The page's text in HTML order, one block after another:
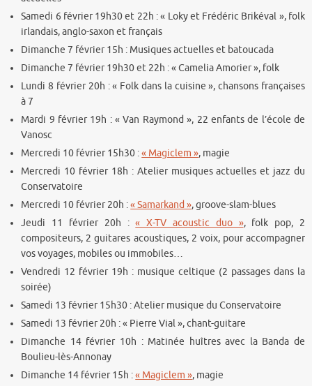
Samedi 6 février 19h30 et 22h : « Loky et Frédéric Brikéval », folk
irlandais, anglo-saxon et français
Dimanche 7 février 15h : Musiques actuelles et batoucada
Dimanche 7 février 19h30 et 22h : « Camelia Amorier », folk
Lundi 8 février 20h : « Folk dans la cuisine », chansons françaises
à 7
Mardi 9 février 19h : « Van Raymond », 22 enfants de l’école de
Vanosc
Mercredi 10 février 15h30 :« Magiclem », magie
Mercredi 10 février 18h : Atelier musiques actuelles et jazz du
Conservatoire
Mercredi 10 février 20h :« Samarkand », groove-slam-blues
Jeudi 11 février 20h :« X-TV acoustic duo », folk pop, 2
compositeurs, 2 guitares acoustiques, 2 voix, pour accompagner
vos voyages, mobiles ou immobiles…
Vendredi 12 février 19h : musique celtique (2 passages dans la
soirée)
Samedi 13 février 15h30 : Atelier musique du Conservatoire
Samedi 13 février 20h : « Pierre Vial », chant-guitare
Dimanche 14 février 10h : Matinée huîtres avec la Banda de
Boulieu-lès-Annonay
Dimanche 14 février 15h :« Magiclem », magie